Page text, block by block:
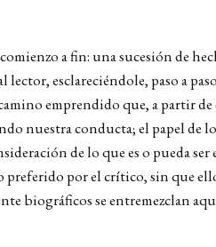
a fin: una sucesión de
esclareciéndole, paso a
emprendido que, a partir de
nuestra conducta; el papel de
de lo que es o pueda ser
preferido por el crítico, sin que
biográficos se entremezclan